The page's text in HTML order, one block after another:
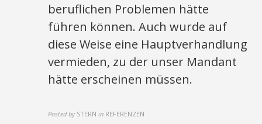
beruflichen Problemen hätte
führen können. Auch wurde auf
diese Weise eine Hauptverhandlung
vermieden, zu der unser Mandant
hätte erscheinen müssen.
Posted by STERN in REFERENZEN